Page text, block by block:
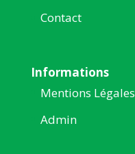
Contact
Informations
Mentions Légales
Admin